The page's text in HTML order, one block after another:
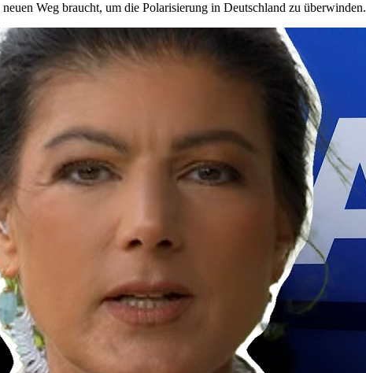
Weg braucht, um die Polarisierung in Deutschland zu überwinden.